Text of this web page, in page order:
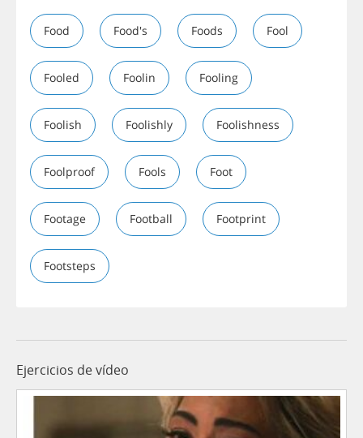
Food Food's Foods Fool
Fooled Foolin Fooling
Foolish Foolishly Foolishness
Foolproof Fools Foot
Footage Football Footprint
Footsteps
Ejercicios de vídeo